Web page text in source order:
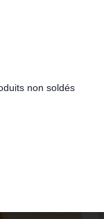
/ Black
non soldés